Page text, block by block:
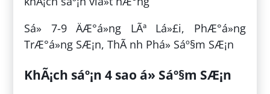
Sá» 7-9 ÄÆ°á»ng LÃª Lá»£i, PhÆ°á»ng
TrÆ°á»ng SÆ¡n, ThÃ nh Phá» Sáº§m SÆ¡n
KhÃ¡ch sáº¡n 4 sao á» Sáº§m SÆ¡n